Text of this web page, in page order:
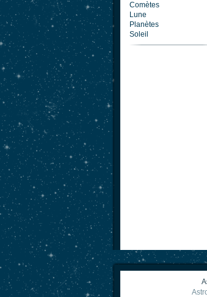
Comètes
Lune
Planètes
Soleil